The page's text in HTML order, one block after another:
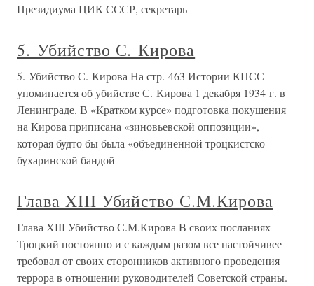
Президиума ЦИК СССР, секретарь
5. Убийство С. Кирова
5. Убийство С. Кирова На стр. 463 Истории КПСС
упоминается об убийстве С. Кирова 1 декабря 1934 г. в
Ленинграде. В «Кратком курсе» подготовка покушения
на Кирова приписана «зиновьевской оппозиции»,
которая будто бы была «объединенной троцкистско-
бухаринской бандой
Глава XIII Убийство С.М.Кирова
Глава XIII Убийство С.М.Кирова В своих посланиях
Троцкий постоянно и с каждым разом все настойчивее
требовал от своих сторонников активного проведения
террора в отношении руководителей Советской страны.